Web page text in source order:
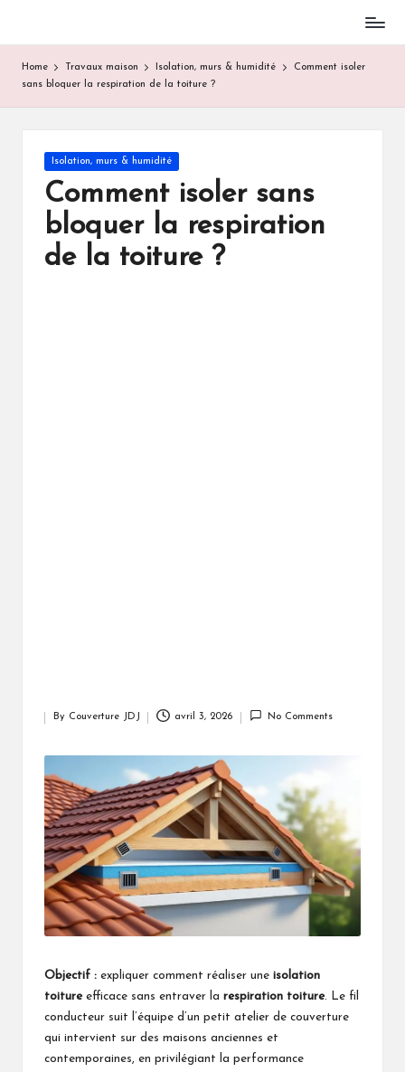
content
Home Travaux maison Isolation, murs & humidité
Comment isoler
sans bloquer la respiration de la toiture ?
Posted
Isolation, murs & humidité
Comment isoler sans
bloquer la respiration
de la toiture ?
By Couverture JDJ avril 3, 2026 No Comments
Objectif : expliquer comment réaliser une isolation
toitureefficace sans entraver la respiration toiture. Le fil
conducteur suit l’équipe d’un petit atelier de couverture
qui intervient sur des maisons anciennes et
contemporaines, en privilégiant la performance